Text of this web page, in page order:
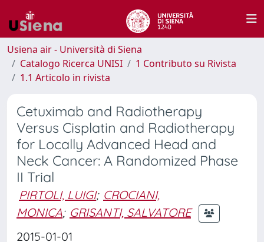
Usiena air - Università di Siena
Catalogo Ricerca UNISI
1 Contributo su Rivista
1.1 Articolo in rivista
Cetuximab and Radiotherapy
Versus Cisplatin and Radiotherapy
for Locally Advanced Head and
Neck Cancer: A Randomized Phase
II Trial
PIRTOLI, LUIGI; CROCIANI,
MONICA; GRISANTI, SALVATORE
2015-01-01